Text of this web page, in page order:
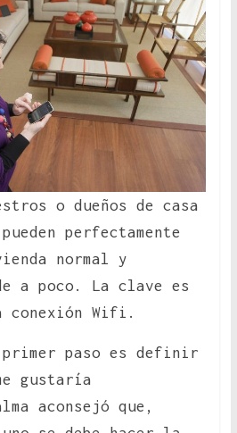
o dueños de casa
perfectamente
normal y
a poco. La clave es
conexión Wifi.
paso es definir
gustaría
aconsejó que,